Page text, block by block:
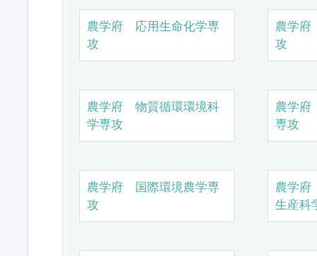
農学府 応用生命化学専
攻
農学
攻
農学府 物質循環環境科
学専攻
農学
専攻
農学府 国際環境農学専
攻
農学
生産科